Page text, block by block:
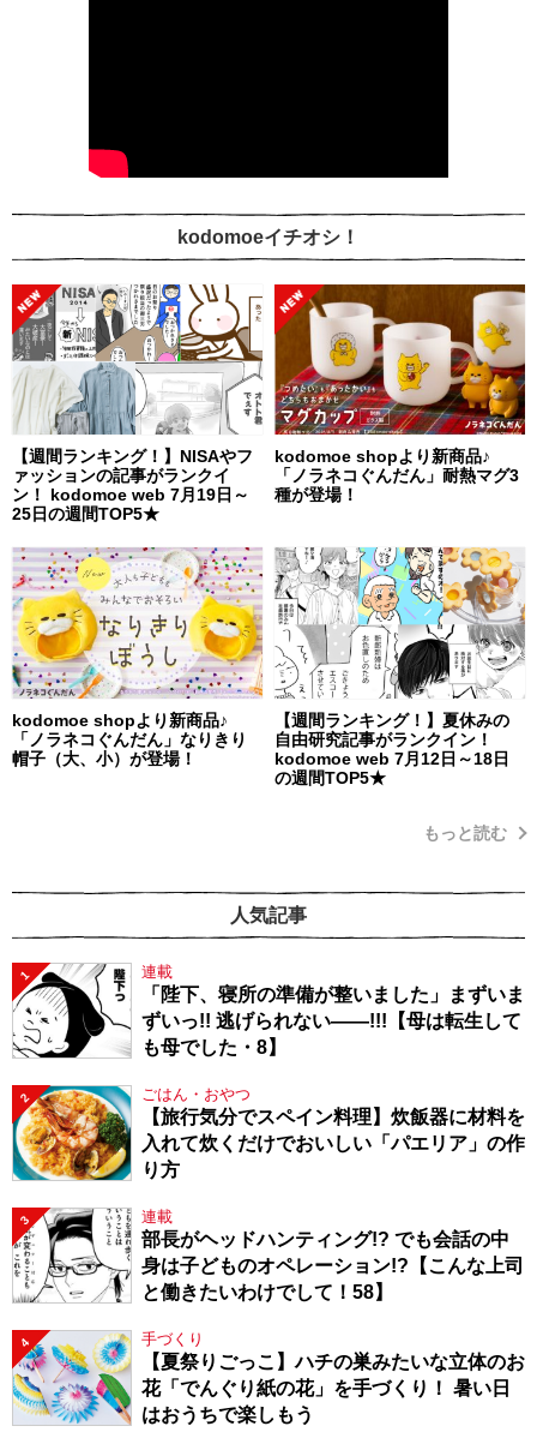
kodomoeイチオシ！
【週間ランキング！】NISAやフ
ァッションの記事がランクイ
ン！ kodomoe web 7月19日～
25日の週間TOP5★
kodomoe shopより新商品♪
「ノラネコぐんだん」耐熱マグ3
種が登場！
kodomoe shopより新商品♪
「ノラネコぐんだん」なりきり
帽子（大、小）が登場！
【週間ランキング！】夏休みの
自由研究記事がランクイン！
kodomoe web 7月12日～18日
の週間TOP5★
もっと読む
人気記事
1 連載
「陛下、寝所の準備が整いました」まずいま
ずいっ!! 逃げられない――!!!【母は転生して
も母でした・8】
2 ごはん・おやつ
【旅行気分でスペイン料理】炊飯器に材料を
入れて炊くだけでおいしい「パエリア」の作
り方
3 連載
部長がヘッドハンティング!? でも会話の中
身は子どものオペレーション!?【こんな上司
と働きたいわけでして！58】
4 手づくり
【夏祭りごっこ】ハチの巣みたいな立体のお
花「でんぐり紙の花」を手づくり！ 暑い日
はおうちで楽しもう